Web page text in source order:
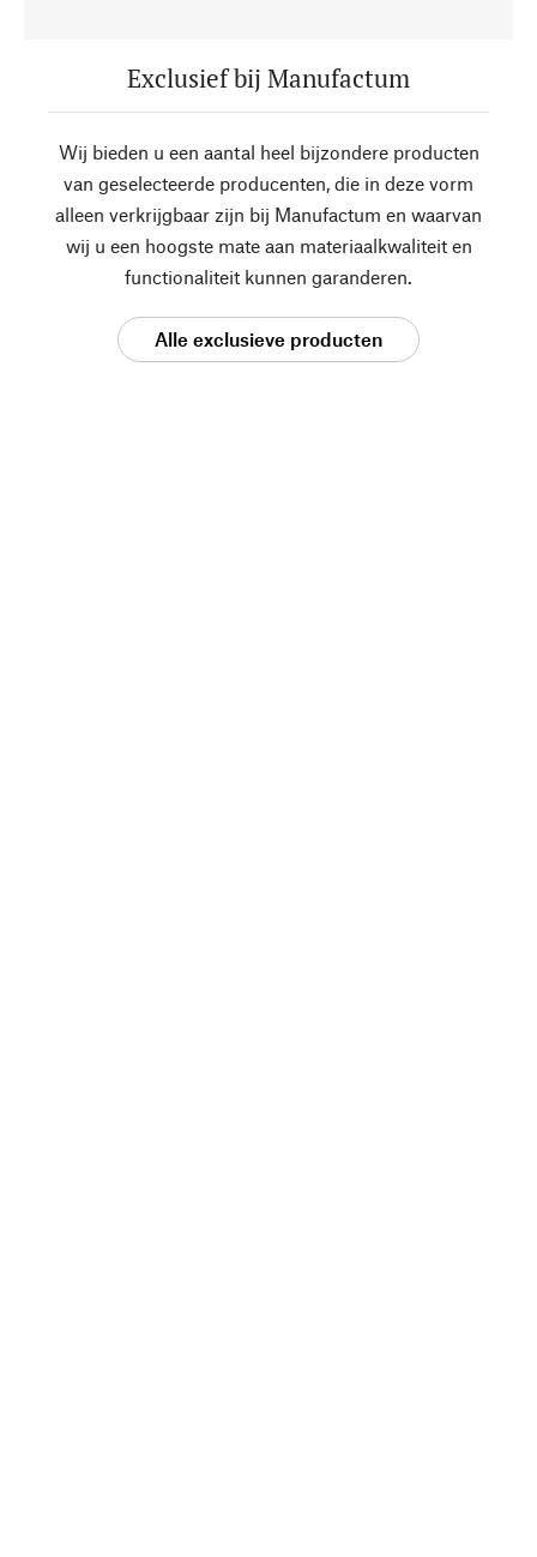
Exclusief bij Manufactum
Wij bieden u een aantal heel bijzondere producten
van geselecteerde producenten, die in deze vorm
alleen verkrijgbaar zijn bij Manufactum en waarvan
wij u een hoogste mate aan materiaalkwaliteit en
functionaliteit kunnen garanderen.
Alle exclusieve producten